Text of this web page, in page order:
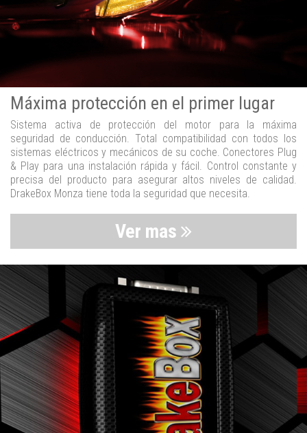
Máxima protección en el primer lugar
Sistema activa de protección del motor para la máxima
seguridad de conducción. Total compatibilidad con todos los
sistemas eléctricos y mecánicos de su coche. Conectores Plug
& Play para una instalación rápida y fácil. Control constante y
precisa del producto para asegurar altos niveles de calidad.
DrakeBox Monza tiene toda la seguridad que necesita.
Ver mas